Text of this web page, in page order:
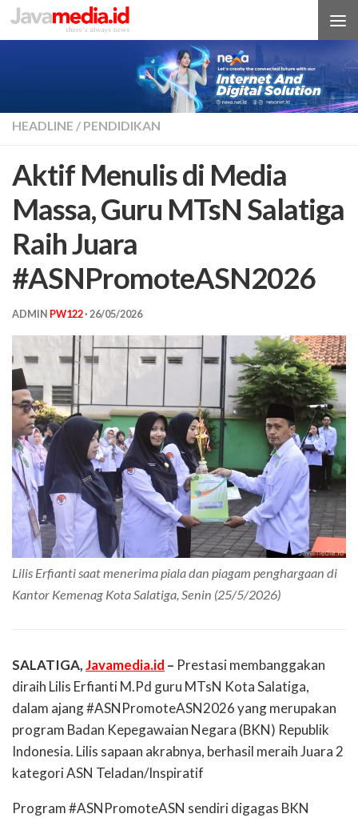
Skip to content
HEADLINE / PENDIDIKAN
Aktif Menulis di Media
Massa, Guru MTsN Salatiga
Raih Juara
#ASNPromoteASN2026
ADMIN PW122· 26/05/2026
Lilis Erfianti saat menerima piala dan piagam penghargaan di
Kantor Kemenag Kota Salatiga, Senin (25/5/2026)
SALATIGA,Javamedia.id – Prestasi membanggakan
diraih Lilis Erfianti M.Pd guru MTsN Kota Salatiga,
dalam ajang #ASNPromoteASN2026 yang merupakan
program Badan Kepegawaian Negara (BKN) Republik
Indonesia. Lilis sapaan akrabnya, berhasil meraih Juara 2
kategori ASN Teladan/Inspiratif
Program #ASNPromoteASN sendiri digagas BKN